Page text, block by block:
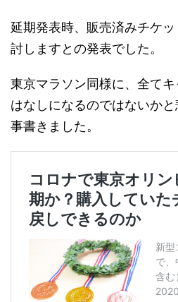
延期発表時、販売済みチケ
討しますとの発表でした。
東京マラソン同様に、全て
はなしになるのではないか
事書きました。